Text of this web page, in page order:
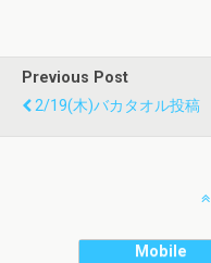
Previous Post
2/19(木)バカタオル投稿
Mobile